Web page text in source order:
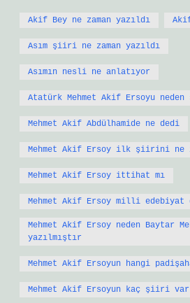
Akif Bey ne zaman yazıldı
Asım şiiri ne zaman yazıldı
Asımın nesli ne anlatıyor
Atatürk Mehmet Akif Ersoyu
Mehmet Akif Abdülhamide ne dedi
Mehmet Akif Ersoy ilk şiirini ne
Mehmet Akif Ersoy ittihat mı
Mehmet Akif Ersoy milli edebiyat
Mehmet Akif Ersoy neden Baytar
yazılmıştır
Mehmet Akif Ersoyun hangi
Mehmet Akif Ersoyun kaç şiiri var